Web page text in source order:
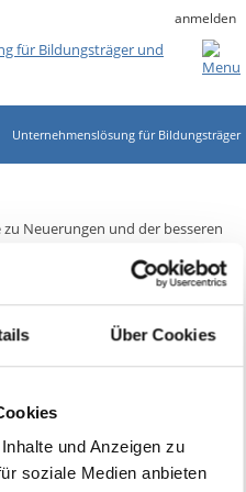
Über Cookies
und Anzeigen zu
soziale Medien anbieten
anmelden
Unternehmenslösung für Bildungsträger
Neuerungen und der besseren
lockerer Folge ausgewählten
Ablagekontext
den entsprechenden